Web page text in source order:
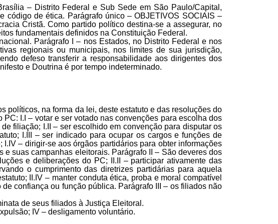
– Distrito Federal e Sub Sede em São Paulo/Capital,
código de ética. Parágrafo único – OBJETIVOS SOCIAIS –
Cristã. Como partido político destina-se a assegurar, no
fundamentais definidos na Constituição Federal.
Parágrafo I – nos Estados, no Distrito Federal e nos
regionais ou municipais, nos limites de sua jurisdição,
defeso transferir a responsabilidade aos dirigentes dos
e Doutrina é por tempo indeterminado.
políticos, na forma da lei, deste estatuto e das resoluções do
I.I – votar e ser votado nas convenções para escolha dos
filiação; I.II – ser escolhido em convenção para disputar os
I.III – ser indicado para ocupar os cargos e funções de
– dirigir-se aos órgãos partidários para obter informações
suas campanhas eleitorais. Parágrafo II – São deveres dos
e deliberações do PC; II.II – participar ativamente das
o cumprimento das diretrizes partidárias para aquela
II.IV – manter conduta ética, proba e moral compatível
confiança ou função pública. Parágrafo III – os filiados não
de seus filiados à Justiça Eleitoral.
IV – desligamento voluntário.